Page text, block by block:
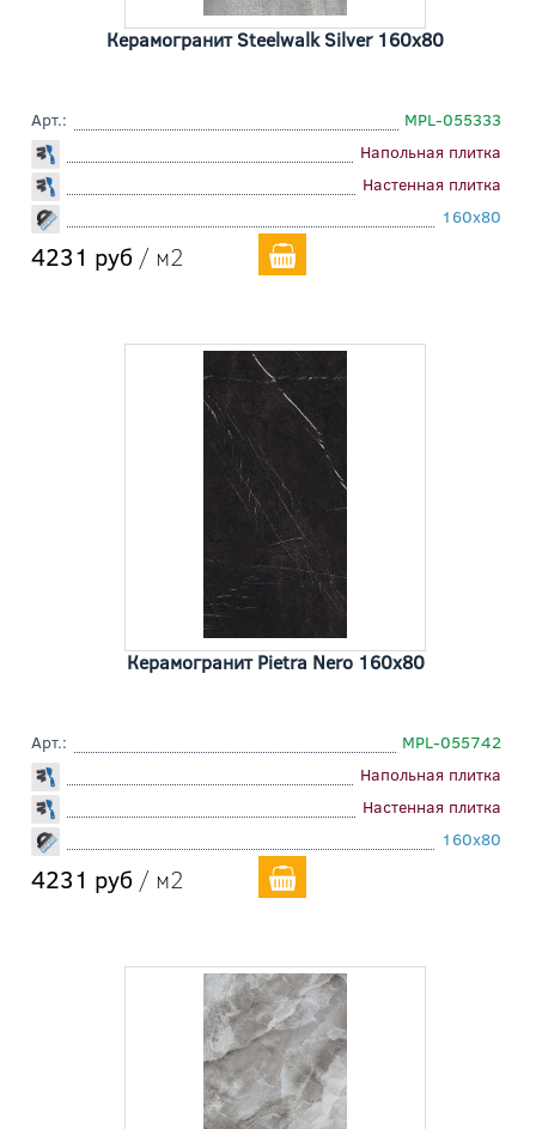
Керамогранит Steelwalk Silver 160x80
Арт.:
MPL-055333
Напольная плитка
Настенная плитка
160x80
4231 руб / м2
Керамогранит Pietra Nero 160x80
Арт.:
MPL-055742
Напольная плитка
Настенная плитка
160x80
4231 руб / м2